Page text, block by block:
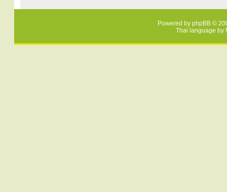
Powered by phpBB ©
Thai language by